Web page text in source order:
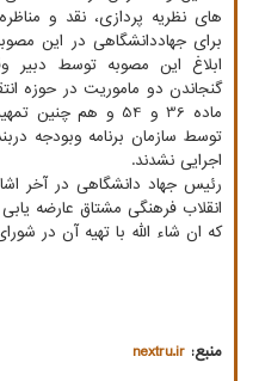
های نظریه پردازی، نقد و
برای جهاددانشگاهی در این
ابلاغ این مصوبه توسط
گنجاندن دو ماموریت در حوزه
ماده 36 و 54 و هم
اجرایی نشدند.
رئیس جهاد دانشگاهی در آخر
انقلاب فرهنگی مشتاق عارضه
که ان شاء الله با تهیه آن در
منبع: nextru.ir